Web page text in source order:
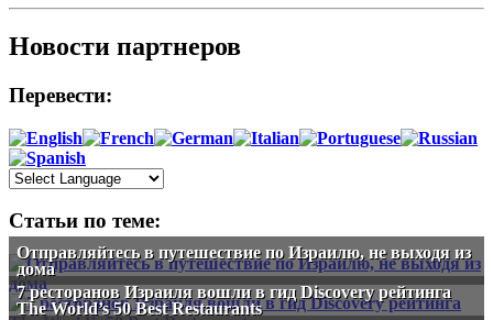
Новости партнеров
Перевести:
Статьи по теме:
Отправляйтесь в путешествие по Израилю, не выходя из
дома
7 ресторанов Израиля вошли в гид Discovery рейтинга
The World’s 50 Best Restaurants